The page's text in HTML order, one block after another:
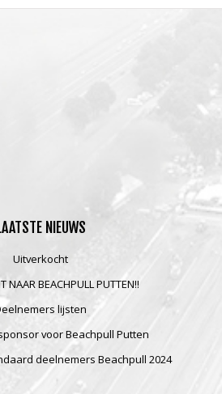
NIEUWS
Uitverkocht
NAAR BEACHPULL PUTTEN!!
lijsten
voor Beachpull Putten
deelnemers Beachpull 2024